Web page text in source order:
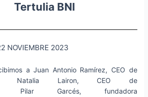
Tertulia BNI
NOVIEMBRE 2023
a Juan Antonio Ramírez, CEO de
Natalia Lairon, CEO de
Pilar Garcés, fundadora